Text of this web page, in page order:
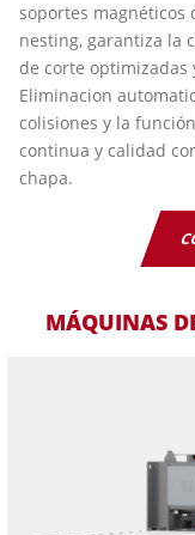
soportes magnéticos
nesting, garantiza la
de corte
Eliminacion
colisiones y la
continua y calidad
chapa.
MÁQUINAS